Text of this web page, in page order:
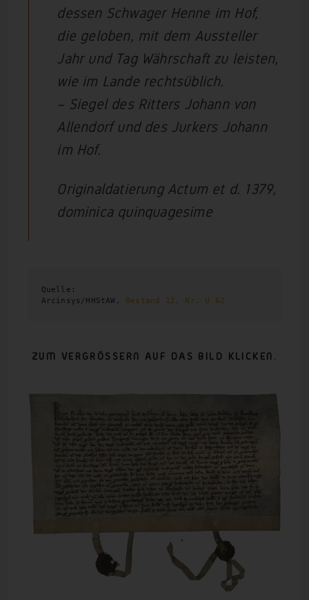
dessen Schwager Henne im Hof,
die geloben, mit dem Aussteller
Jahr und Tag Währschaft zu leisten,
wie im Lande rechtsüblich.
– Siegel des Ritters Johann von
Allendorf und des Jurkers Johann
im Hof.
Originaldatierung Actum et d. 1379,
dominica quinquagesime
Quelle:
Arcinsys/HHStAW, Bestand 12, Nr. U 62
ZUM VERGRÖSSERN AUF DAS BILD KLICKEN.